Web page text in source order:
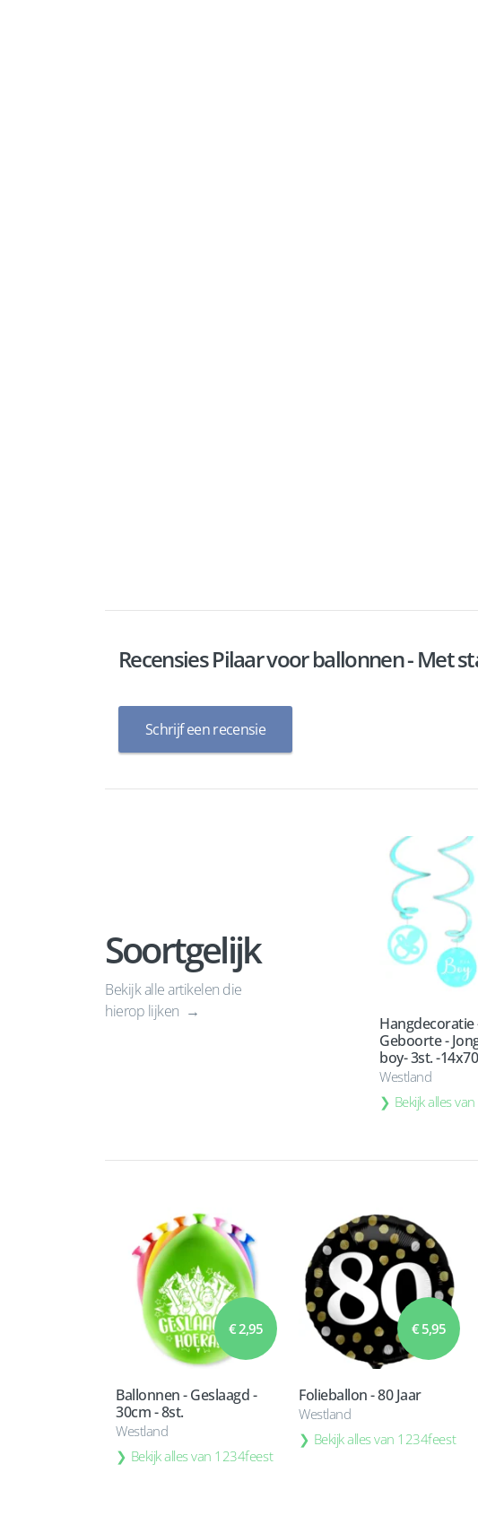
Recensies Pilaar voor ballonnen - Met
Schrijf een recensie
Soortgelijk
Bekijk alle artikelen die
hierop lijken
Hangdecoratie
Geboorte -
boy- 3st. -
Westland
Bekijk alles
€ 2,95
Ballonnen - Geslaagd -
30cm - 8st.
Westland
Bekijk alles van 1234feest
€ 5,95
Folieballon - 80 Jaar
Westland
Bekijk alles van 1234feest